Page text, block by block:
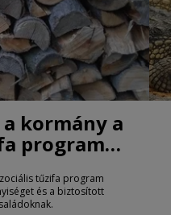
kormány a
program
tűzifa program
és a biztosított